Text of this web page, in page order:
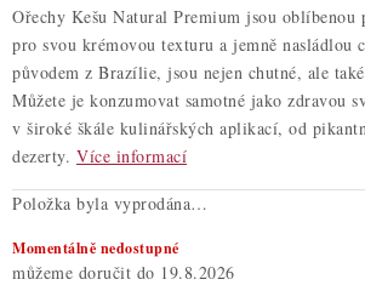
Nepřevzetí zásilky na dobírku
Obchodní
Hodnocení obchodu
Blog
Moje
Podmínky ochrany osobních údajů
Ořechy Kešu Natural Premium jsou oblíbenou
pro svou krémovou texturu a jemně nasládlou
původem z Brazílie, jsou nejen chutné, ale
Můžete je konzumovat samotné jako zdravou
v široké škále kulinářských aplikací, od
dezerty. Více informací
Položka byla vyprodána…
Momentálně nedostupné
19.8.2026